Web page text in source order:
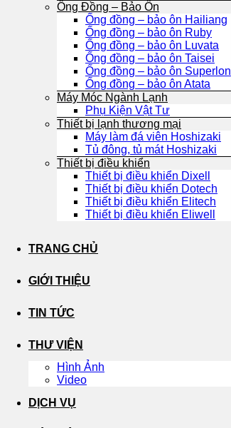
Ống Đồng – Bảo Ôn
Ống đồng – bảo ôn Hailiang
Ống đồng – bảo ôn Ruby
Ống đồng – bảo ôn Luvata
Ống đồng – bảo ôn Taisei
Ống đồng – bảo ôn Superlon
Ống đồng – bảo ôn Atata
Máy Móc Ngành Lạnh
Phụ Kiện Vật Tư
Thiết bị lạnh thương mại
Máy làm đá viên Hoshizaki
Tủ đông, tủ mát Hoshizaki
Thiết bị điều khiển
Thiết bị điều khiển Dixell
Thiết bị điều khiển Dotech
Thiết bị điều khiển Elitech
Thiết bị điều khiển Eliwell
TRANG CHỦ
GIỚI THIỆU
TIN TỨC
THƯ VIỆN
Hình Ảnh
Video
DỊCH VỤ